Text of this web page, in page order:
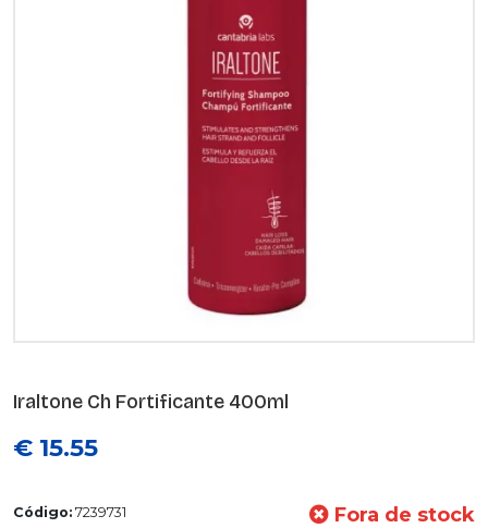
Iraltone Ch Fortificante 400ml
€ 15.55
Código: 7239731 Fora de stock